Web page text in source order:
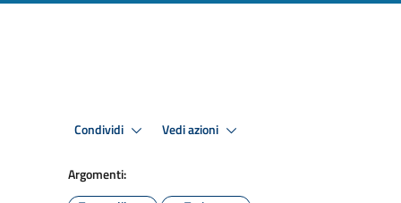
Condividi Vedi azioni
Argomenti: